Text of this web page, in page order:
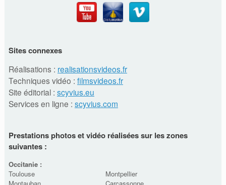
Sites connexes
Réalisations : realisationsvideos.fr
Techniques vidéo : filmsvideos.fr
Site éditorial : scyvius.eu
Services en ligne : scyvius.com
Prestations photos et vidéo réalisées sur les zones
suivantes :
Occitanie :
Toulouse
Montauban
Montpellier
Carcassonne